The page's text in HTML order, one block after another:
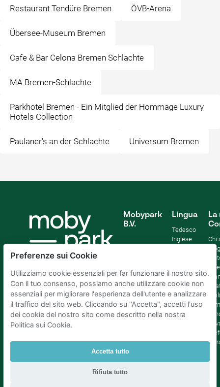
Restaurant Tendüre Bremen ÖVB-Arena
Übersee-Museum Bremen
Cafe & Bar Celona Bremen Schlachte
MA Bremen-Schlachte
Parkhotel Bremen - Ein Mitglied der Hommage Luxury
Hotels Collection
Paulaner's an der Schlachte Universum Bremen
Mobypark
B.V.
Lingua
Tedesco
Inglese
Olandese
La
Chi
Blog
Parcheggio Amsterdam|Parcheggio Rotterdam
Preferenze sui Cookie
Utilizziamo cookie essenziali per far funzionare il nostro sito.
Con il tuo consenso, possiamo anche utilizzare cookie non
essenziali per migliorare l'esperienza dell'utente e analizzare
il traffico del sito web. Cliccando su "Accetta", accetti l'uso
dei cookie del nostro sito come descritto nella nostra
Politica sui Cookie.
Accetta tutto
Rifiuta tutto